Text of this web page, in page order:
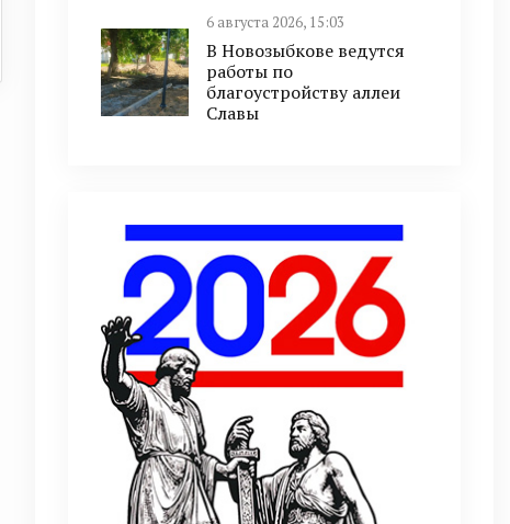
6 августа 2026, 15:03
В Новозыбкове ведутся
работы по
благоустройству аллеи
Славы